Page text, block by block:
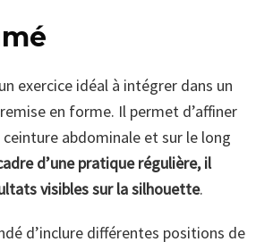
exercice idéal à intégrer dans un
en forme. Il permet d’affiner
abdominale et sur le long
d’une pratique régulière, il
visibles sur la silhouette.
d’inclure différentes positions de